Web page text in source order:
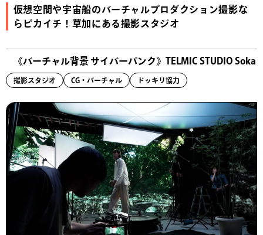
仮想空間や宇宙船のバーチャルプロダクション撮影な
らピカイチ！草加にある撮影スタジオ
《バーチャル背景 サイバーパンク》TELMIC STUDIO Soka
撮影スタジオ CG・バーチャル ドッキリ協力